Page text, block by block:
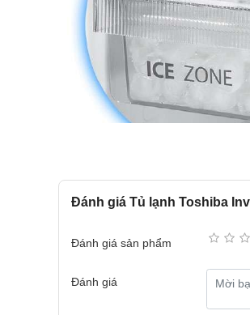
Đánh giá Tủ lạnh Toshiba
Đánh giá sản phẩm
Đánh giá